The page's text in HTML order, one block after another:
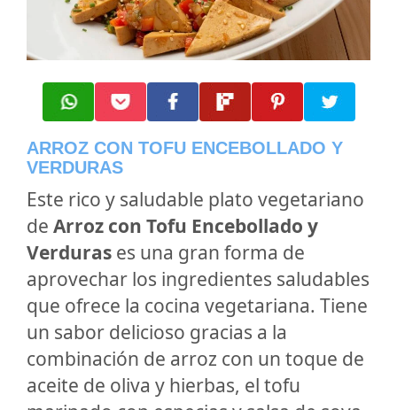
ARROZ CON TOFU ENCEBOLLADO Y
VERDURAS
Este rico y saludable plato vegetariano
de Arroz con Tofu Encebollado y
Verduras es una gran forma de
aprovechar los ingredientes saludables
que ofrece la cocina vegetariana. Tiene
un sabor delicioso gracias a la
combinación de arroz con un toque de
aceite de oliva y hierbas, el tofu